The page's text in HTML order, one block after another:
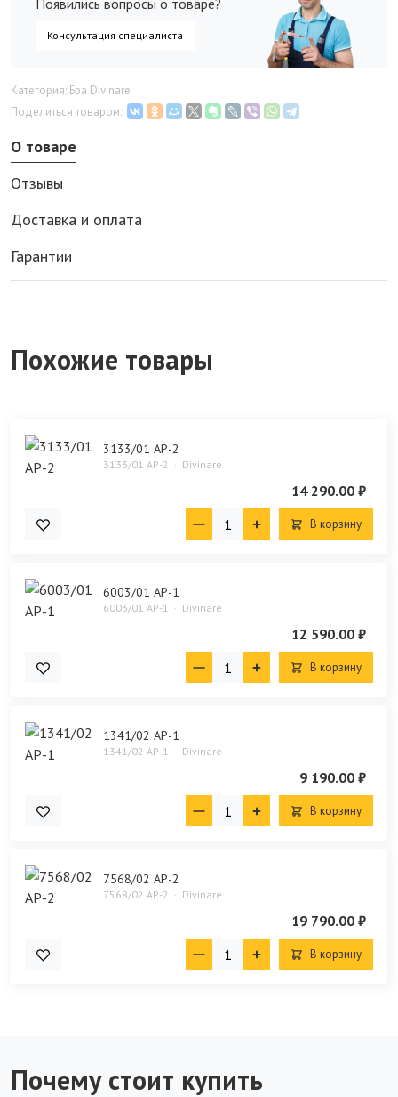
Консультация специалиста
Категория: Бра Divinare
Поделиться товаром:
О товаре
Отзывы
Доставка и оплата
Гарантии
Похожие товары
3133/01 AP-2
3133/01 AP-2 Divinare
14 290.00 ₽
В корзину
6003/01 AP-1
6003/01 AP-1 Divinare
12 590.00 ₽
В корзину
1341/02 AP-1
1341/02 AP-1 Divinare
9 190.00 ₽
В корзину
7568/02 AP-2
7568/02 AP-2 Divinare
19 790.00 ₽
В корзину
Почему стоит купить